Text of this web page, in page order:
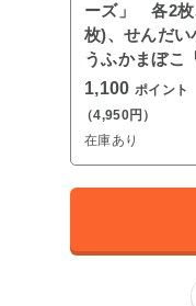
ーズ」 各2枚
枚)、せんだ
うふかまぼこ
1,100 ポイント
（4,950円）
在庫あり